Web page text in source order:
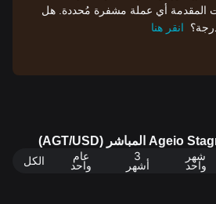
المقدمة أي عملة مشفرة مُحددة. هل
انقر هنا
شهر
واحد
3
أشهر
عام
واحد الكل